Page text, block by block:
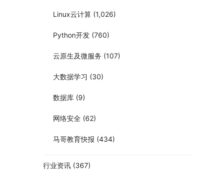
Linux云计算 (1,026)
Python开发 (760)
云原生及微服务 (107)
大数据学习 (30)
数据库 (9)
网络安全 (62)
马哥教育快报 (434)
行业资讯 (367)